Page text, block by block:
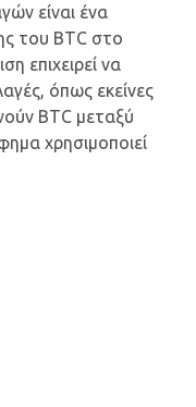
είναι ένα
του BTC στο
επιχειρεί να
όπως εκείνες
BTC μεταξύ
χρησιμοποιεί